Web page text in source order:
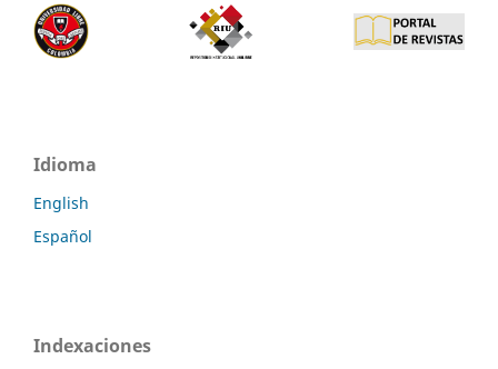
Idioma
English
Español
Indexaciones